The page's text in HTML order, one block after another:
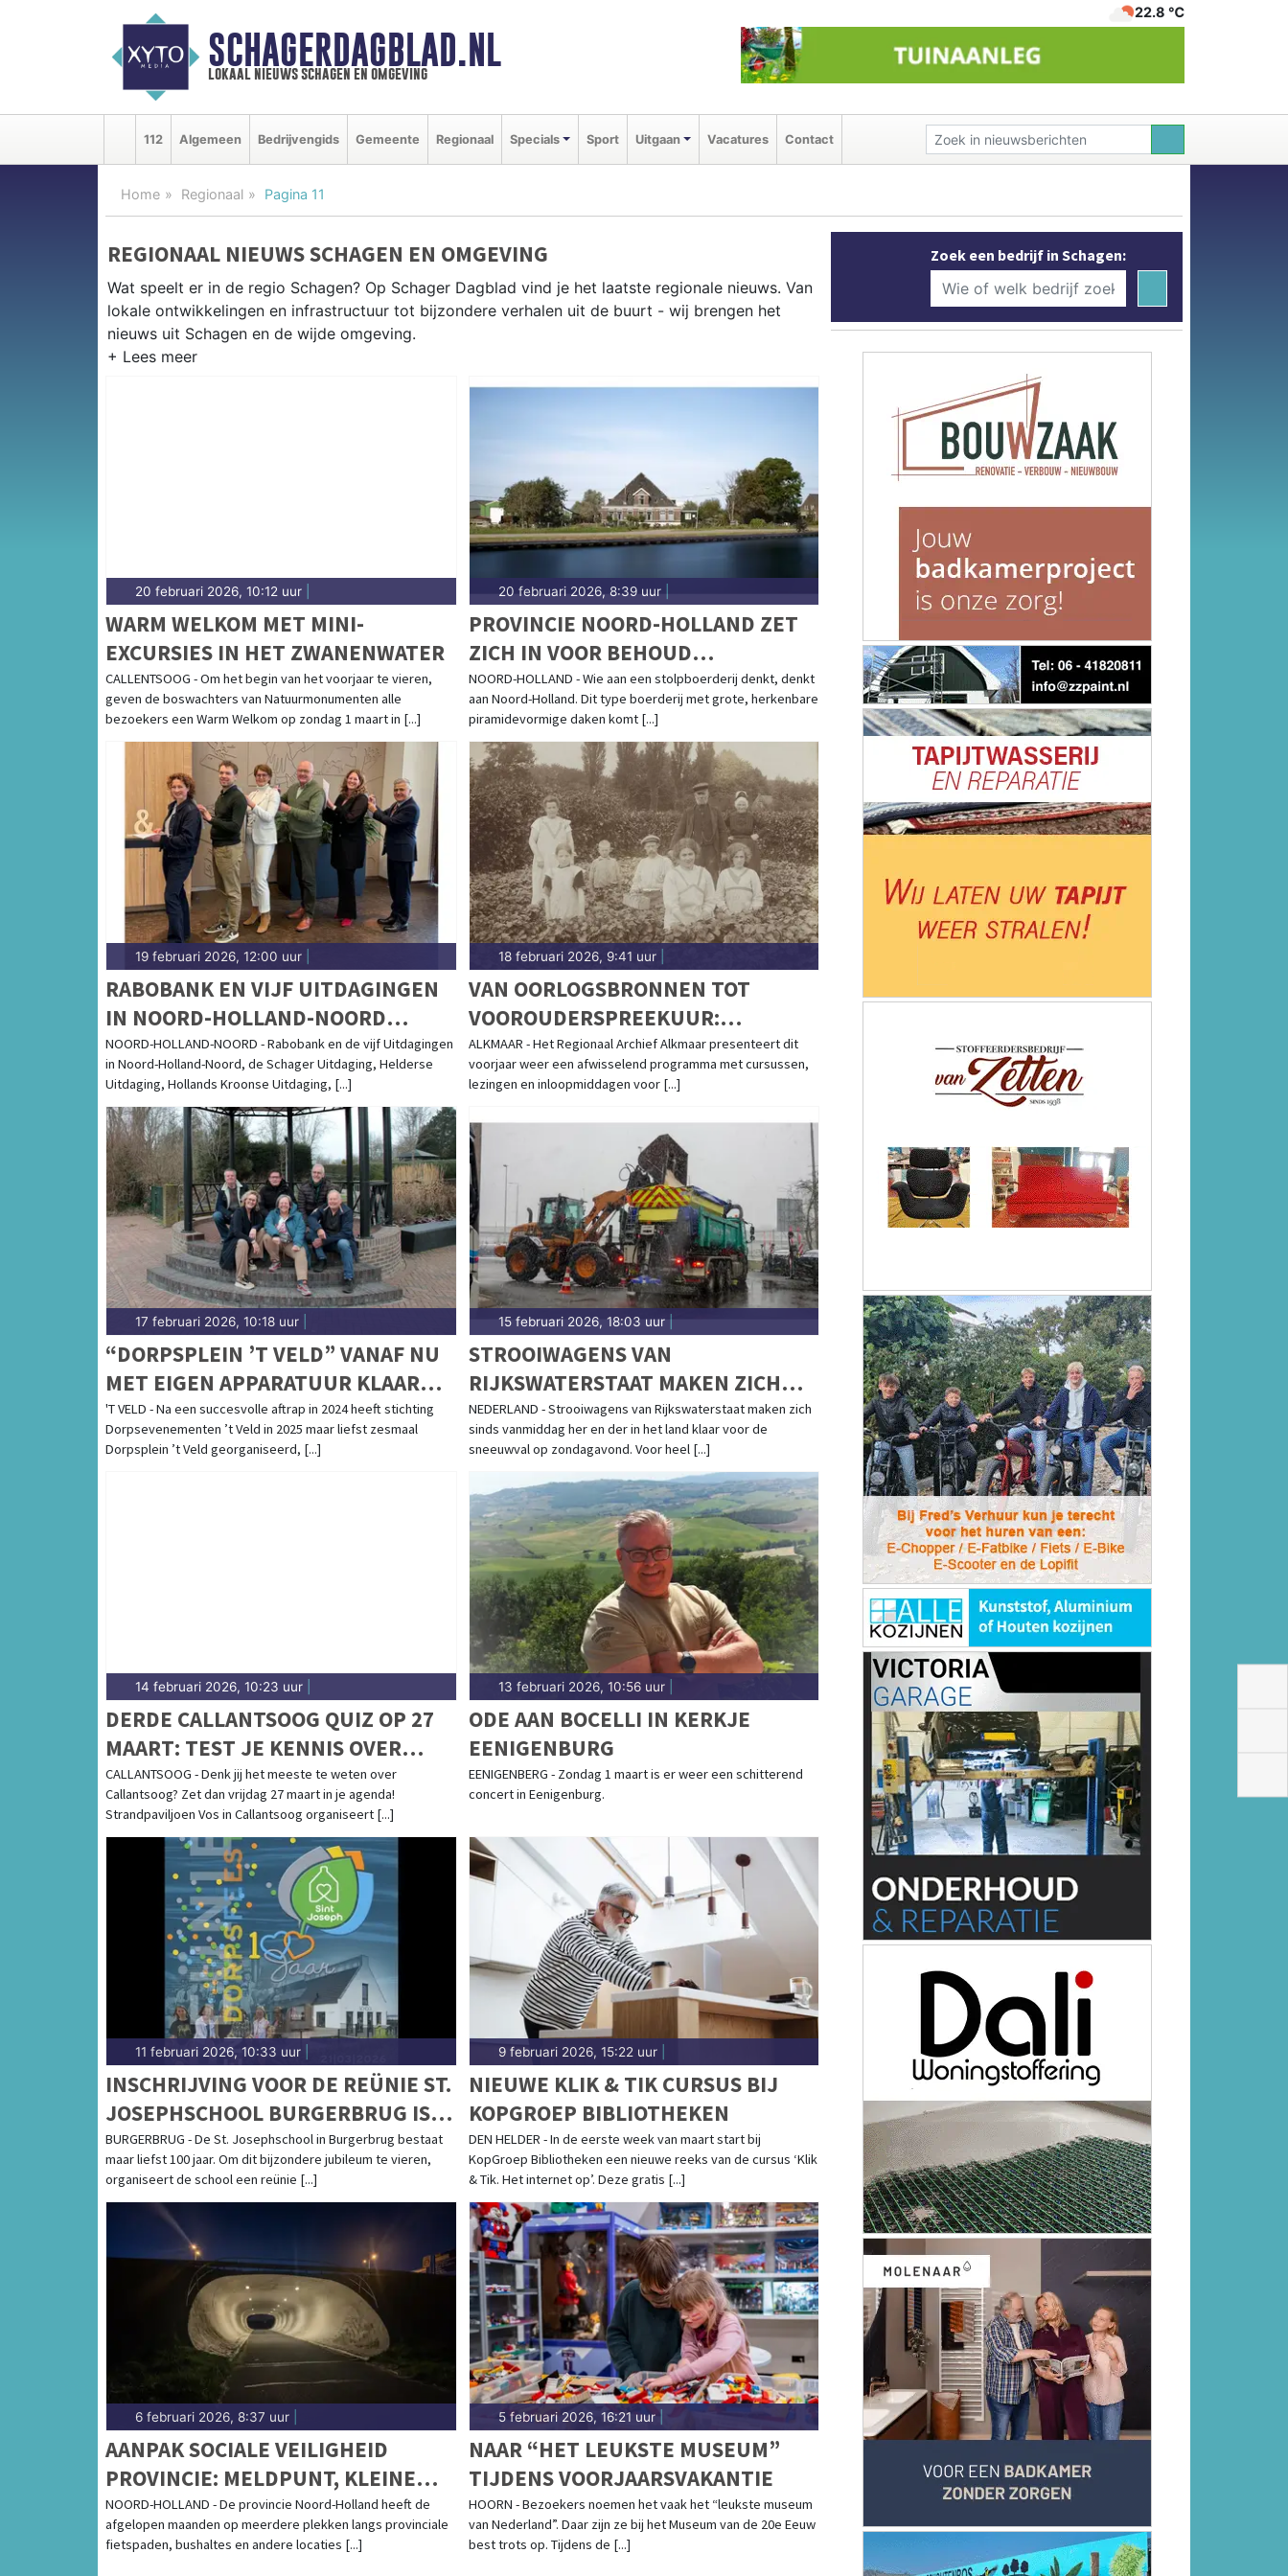
SCHAGERDAGBLAD.NL
lokaal nieuws schagen en omgeving
22.8 ℃
112 Algemeen Bedrijvengids Gemeente Regionaal Specials Sport Uitgaan Vacatures Contact
Home Regionaal Pagina 11
REGIONAAL NIEUWS SCHAGEN EN OMGEVING
Wat speelt er in de regio Schagen? Op Schager Dagblad vind je het laatste regionale nieuws. Van
lokale ontwikkelingen en infrastructuur tot bijzondere verhalen uit de buurt - wij brengen het
nieuws uit Schagen en de wijde omgeving.
20 februari 2026, 10:12 uur
WARM WELKOM MET MINI-
EXCURSIES IN HET ZWANENWATER
CALLENTSOOG - Om het begin van het voorjaar te vieren,
geven de boswachters van Natuurmonumenten alle
bezoekers een Warm Welkom op zondag 1 maart in [...]
20 februari 2026, 8:39 uur|
PROVINCIE NOORD-HOLLAND ZET
ZICH IN VOOR BEHOUD
STOLPBOERDERIJEN
NOORD-HOLLAND - Wie aan een stolpboerderij denkt, denkt
aan Noord-Holland. Dit type boerderij met grote, herkenbare
piramidevormige daken komt [...]
19 februari 2026, 12:00 uur
RABOBANK EN VIJF UITDAGINGEN
IN NOORD-HOLLAND-NOORD
BEZEGELEN SAMENWERKING VOOR
EEN STERKE EN BETROKKEN REGIO
NOORD-HOLLAND-NOORD - Rabobank en de vijf Uitdagingen
in Noord-Holland-Noord, de Schager Uitdaging, Helderse
Uitdaging, Hollands Kroonse Uitdaging, [...]
18 februari 2026, 9:41 uur|
VAN OORLOGSBRONNEN TOT
VOOROUDERSPREEKUUR:
VOORJAARSPROGRAMMA
REGIONAAL ARCHIEF ALKMAAR
ALKMAAR - Het Regionaal Archief Alkmaar presenteert dit
voorjaar weer een afwisselend programma met cursussen,
lezingen en inloopmiddagen voor [...]
17 februari 2026, 10:18 uur
“DORPSPLEIN ’T VELD” VANAF NU
MET EIGEN APPARATUUR KLAAR
VOOR 2026
'T VELD - Na een succesvolle aftrap in 2024 heeft stichting
Dorpsevenementen ’t Veld in 2025 maar liefst zesmaal
Dorpsplein ’t Veld georganiseerd, [...]
15 februari 2026, 18:03 uur|
STROOIWAGENS VAN
RIJKSWATERSTAAT MAKEN ZICH
KLAAR VOOR SNEEUWVAL
NEDERLAND - Strooiwagens van Rijkswaterstaat maken zich
sinds vanmiddag her en der in het land klaar voor de
sneeuwval op zondagavond. Voor heel [...]
14 februari 2026, 10:23 uur
DERDE CALLANTSOOG QUIZ OP 27
MAART: TEST JE KENNIS OVER
CALLANTSOOG!
CALLANTSOOG - Denk jij het meeste te weten over
Callantsoog? Zet dan vrijdag 27 maart in je agenda!
Strandpaviljoen Vos in Callantsoog organiseert [...]
13 februari 2026, 10:56 uur|
ODE AAN BOCELLI IN KERKJE
EENIGENBURG
EENIGENBERG - Zondag 1 maart is er weer een schitterend
concert in Eenigenburg.
11 februari 2026, 10:33 uur
INSCHRIJVING VOOR DE REÜNIE ST.
JOSEPHSCHOOL BURGERBRUG IS
GEOPEND!
BURGERBRUG - De St. Josephschool in Burgerbrug bestaat
maar liefst 100 jaar. Om dit bijzondere jubileum te vieren,
organiseert de school een reünie [...]
9 februari 2026, 15:22 uur|
NIEUWE KLIK & TIK CURSUS BIJ
KOPGROEP BIBLIOTHEKEN
DEN HELDER - In de eerste week van maart start bij
KopGroep Bibliotheken een nieuwe reeks van de cursus ‘Klik
& Tik. Het internet op’. Deze gratis [...]
6 februari 2026, 8:37 uur
AANPAK SOCIALE VEILIGHEID
PROVINCIE: MELDPUNT, KLEINE
MAATREGELEN EN STRUCTURELE
AANPAK
NOORD-HOLLAND - De provincie Noord-Holland heeft de
afgelopen maanden op meerdere plekken langs provinciale
fietspaden, bushaltes en andere locaties [...]
5 februari 2026, 16:21 uur|
NAAR “HET LEUKSTE MUSEUM”
TIJDENS VOORJAARSVAKANTIE
HOORN - Bezoekers noemen het vaak het “leukste museum
van Nederland”. Daar zijn ze bij het Museum van de 20e Eeuw
best trots op. Tijdens de [...]
Zoek een bedrijf in Schagen: